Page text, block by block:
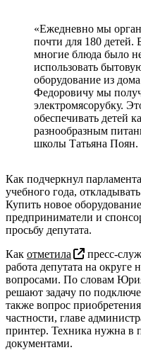
«Ежедневно мы
почти для 180 детей.
многие блюда было
использовать
оборудование из
Федоровичу мы
электромясорубку.
обеспечивать детей
разнообразным
школы Татьяна Поян.
Как подчеркнул
учебного года,
Купить новое
предприниматели и
просьбу депутата.
Как отметила
пресс-
работа депутата на округе
вопросами. По словам
решают задачу по
также вопрос
частности, главе
принтер. Техника нужна в
документами.